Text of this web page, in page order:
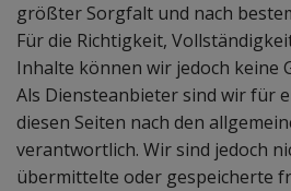
größter Sorgfalt und nach
Für die Richtigkeit,
Inhalte können wir jedoch keine
Als Diensteanbieter sind wir für
diesen Seiten nach den
verantwortlich. Wir sind jedoch
übermittelte oder gespeicherte